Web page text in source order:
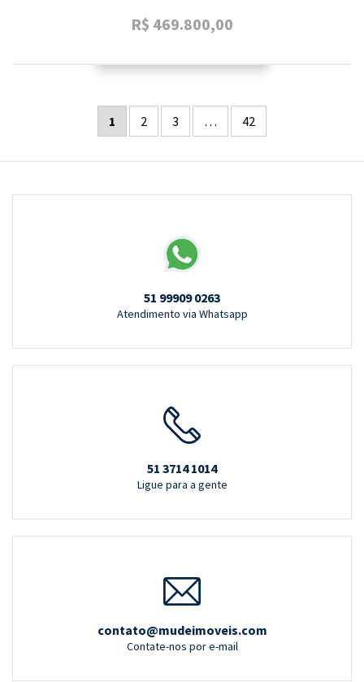
R$ 469.800,00
1 2 3 … 42
51 99909 0263
Atendimento via Whatsapp
51 3714 1014
Ligue para a gente
contato@mudeimoveis.com
Contate-nos por e-mail